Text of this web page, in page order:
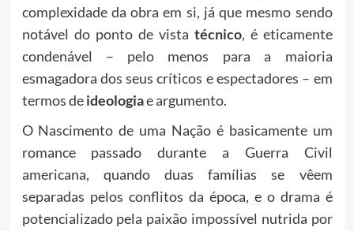
complexidade da obra em si, já que mesmo sendo
notável do ponto de vista técnico, é eticamente
condenável – pelo menos para a maioria
esmagadora dos seus críticos e espectadores – em
termos deideologiae argumento.
O Nascimento de uma Nação é basicamente um
romance passado durante a Guerra Civil
americana, quando duas famílias se vêem
separadas pelos conflitos da época, e o drama é
potencializado pela paixão impossível nutrida por